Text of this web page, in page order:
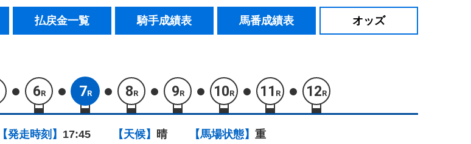
払戻金一覧 騎手成績表 馬番成績表 オッズ
6R 7R 8R 9R 10R 11 R 12R
【発走時刻】 17:45 【天候】 晴 【馬場状態】 重